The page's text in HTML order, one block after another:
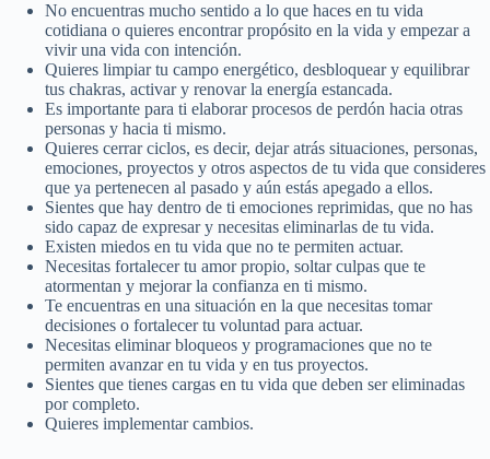
No encuentras mucho sentido a lo que haces en tu vida
cotidiana o quieres encontrar propósito en la vida y empezar a
vivir una vida con intención.
Quieres limpiar tu campo energético, desbloquear y equilibrar
tus chakras, activar y renovar la energía estancada.
Es importante para ti elaborar procesos de perdón hacia otras
personas y hacia ti mismo.
Quieres cerrar ciclos, es decir, dejar atrás situaciones, personas,
emociones, proyectos y otros aspectos de tu vida que consideres
que ya pertenecen al pasado y aún estás apegado a ellos.
Sientes que hay dentro de ti emociones reprimidas, que no has
sido capaz de expresar y necesitas eliminarlas de tu vida.
Existen miedos en tu vida que no te permiten actuar.
Necesitas fortalecer tu amor propio, soltar culpas que te
atormentan y mejorar la confianza en ti mismo.
Te encuentras en una situación en la que necesitas tomar
decisiones o fortalecer tu voluntad para actuar.
Necesitas eliminar bloqueos y programaciones que no te
permiten avanzar en tu vida y en tus proyectos.
Sientes que tienes cargas en tu vida que deben ser eliminadas
por completo.
Quieres implementar cambios.